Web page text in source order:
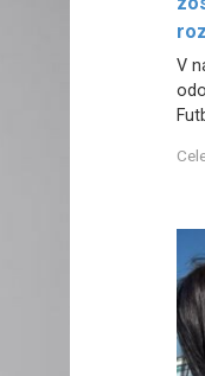
V